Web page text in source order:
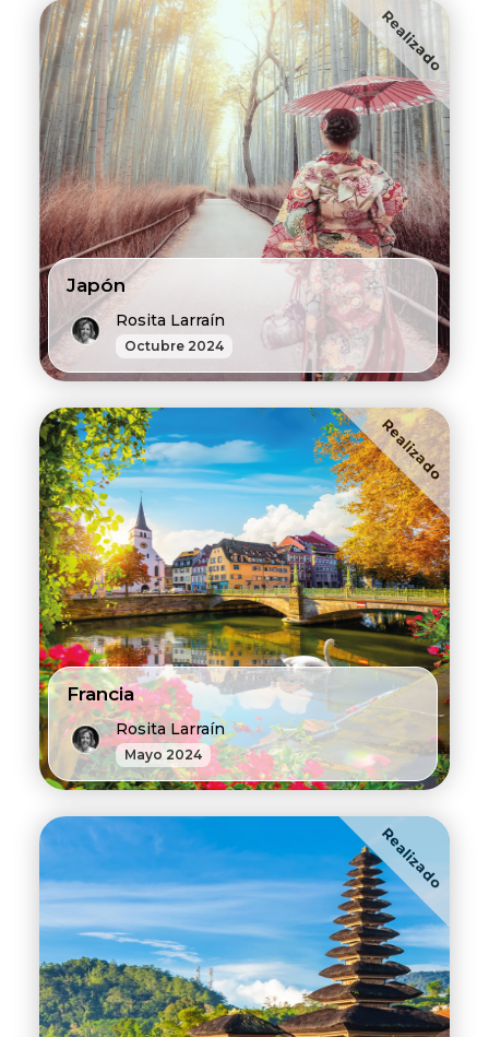
Realizado
Japón
Rosita Larraín
Octubre 2024
Realizado
Francia
Rosita Larraín
Mayo 2024
Realizado